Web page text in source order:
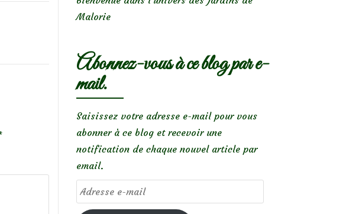
Malorie
Abonnez-vous à ce blog par e-
mail.
Saisissez votre adresse e-mail pour vous
abonner à ce blog et recevoir une
notification de chaque nouvel article par
email.
Adresse
e-